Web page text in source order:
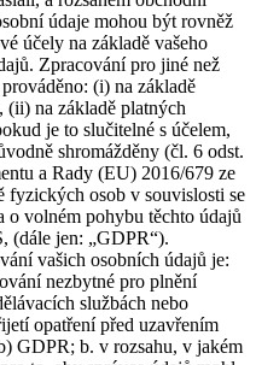
údaje mohou být rovněž
účely na základě vašeho
Zpracování pro jiné než
(i) na základě
(ii) na základě platných
je to slučitelné s účelem,
shromážděny (čl. 6 odst.
a Rady (EU) 2016/679 ze
fyzických osob v souvislosti se
o volném pohybu těchto údajů
(dále jen: „GDPR“).
vašich osobních údajů je:
nezbytné pro plnění
službách nebo
opatření před uzavřením
GDPR; b. v rozsahu, v jakém